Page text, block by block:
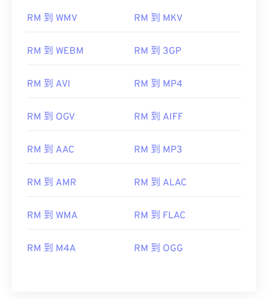
RM 到 WMV RM 到 MKV
RM 到 WEBM RM 到 3GP
RM 到 AVI RM 到 MP4
RM 到 OGV RM 到 AIFF
RM 到 AAC RM 到 MP3
RM 到 AMR RM 到 ALAC
RM 到 WMA RM 到 FLAC
RM 到 M4A RM 到 OGG